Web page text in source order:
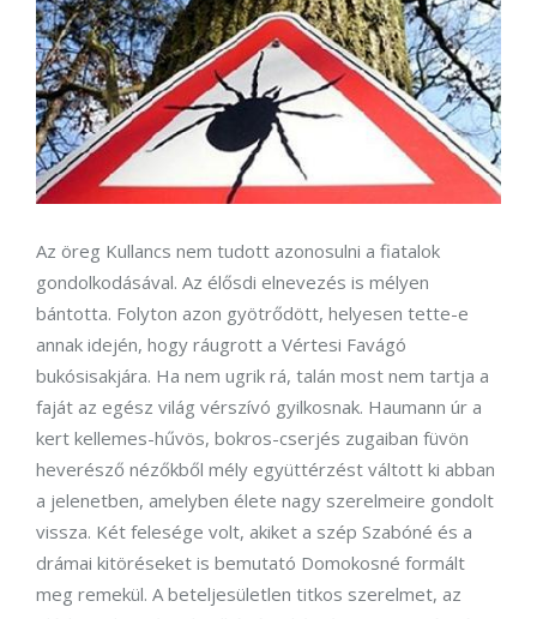
Az öreg Kullancs nem tudott azonosulni a fiatalok
gondolkodásával. Az élősdi elnevezés is mélyen
bántotta. Folyton azon gyötrődött, helyesen tette-e
annak idején, hogy ráugrott a Vértesi Favágó
bukósisakjára. Ha nem ugrik rá, talán most nem tartja a
faját az egész világ vérszívó gyilkosnak. Haumann úr a
kert kellemes-hűvös, bokros-cserjés zugaiban füvön
heverésző nézőkből mély együttérzést váltott ki abban
a jelenetben, amelyben élete nagy szerelmeire gondolt
vissza. Két felesége volt, akiket a szép Szabóné és a
drámai kitöréseket is bemutató Domokosné formált
meg remekül. A beteljesületlen titkos szerelmet, az